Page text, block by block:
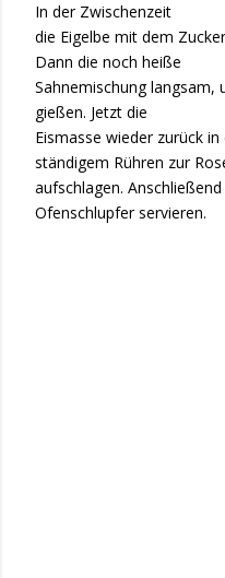
In der Zwischenzeit
die Eigelbe mit dem
Dann die noch heiße
Sahnemischung langsam,
gießen. Jetzt die
Eismasse wieder zurück
ständigem Rühren zur
aufschlagen.
Ofenschlupfer servieren.